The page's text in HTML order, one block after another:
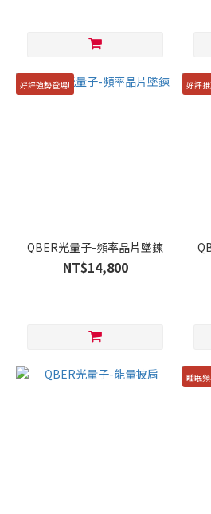
好評強勢登場!
QBER光量子-頻率晶片墜鍊
NT$14,800
好評
睡眠